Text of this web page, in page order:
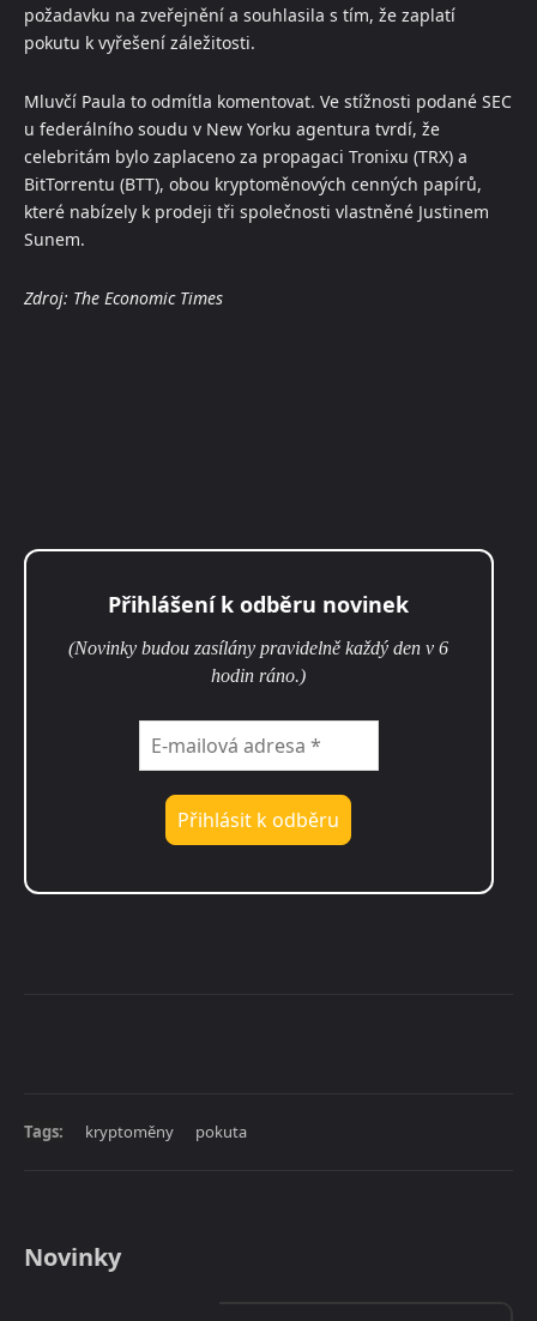
požadavku na zveřejnění a souhlasila s tím, že zaplatí
pokutu k vyřešení záležitosti.
Mluvčí Paula to odmítla komentovat. Ve stížnosti podané SEC
u federálního soudu v New Yorku agentura tvrdí, že
celebritám bylo zaplaceno za propagaci Tronixu (TRX) a
BitTorrentu (BTT), obou kryptoměnových cenných papírů,
které nabízely k prodeji tři společnosti vlastněné Justinem
Sunem.
Zdroj: The Economic Times
Přihlášení k odběru novinek
(Novinky budou zasílány pravidelně každý den v 6
hodin ráno.)
Tags: kryptoměny pokuta
Novinky